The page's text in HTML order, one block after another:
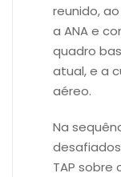
reunido,
a ANA e
quadro
atual, e a
aéreo.
Na
TAP sobre